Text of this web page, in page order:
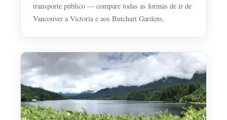
transporte público — compare todas as formas de ir de
Vancouver a Victoria e aos Butchart Gardens.